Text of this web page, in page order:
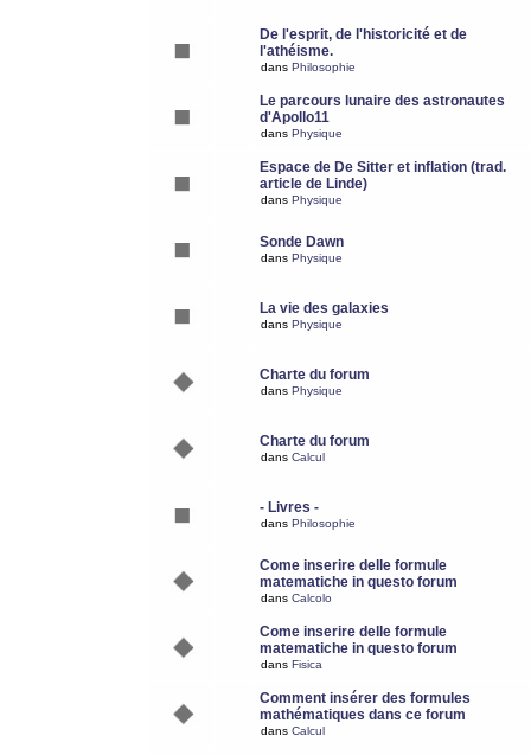
De l'esprit, de l'historicité et de
l'athéisme.
dans Philosophie
Le parcours lunaire des astronautes
d'Apollo11
dans Physique
Espace de De Sitter et inflation (trad.
article de Linde)
dans Physique
Sonde Dawn
dans Physique
La vie des galaxies
dans Physique
Charte du forum
dans Physique
Charte du forum
dans Calcul
- Livres -
dans Philosophie
Come inserire delle formule
matematiche in questo forum
dans Calcolo
Come inserire delle formule
matematiche in questo forum
dans Fisica
Comment insérer des formules
mathématiques dans ce forum
dans Calcul